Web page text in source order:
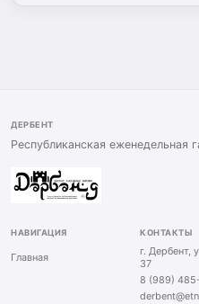
ДЕРБЕНТ
Республиканская еженедельная
НАВИГАЦИЯ
Главная
КОНТАКТЫ
г. Дербент,
37
8 (989)